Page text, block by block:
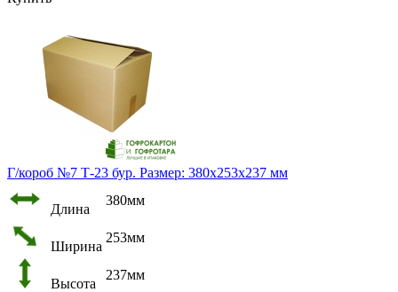
Г/короб №7 Т-23 бур. Размер: 380х253х237 мм
Длина
380мм
Ширина
253мм
Высота
237мм